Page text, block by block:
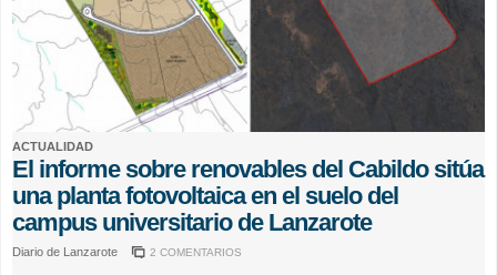
ACTUALIDAD
El informe sobre renovables del Cabildo sitúa
una planta fotovoltaica en el suelo del
campus universitario de Lanzarote
Diario de Lanzarote 2 COMENTARIOS